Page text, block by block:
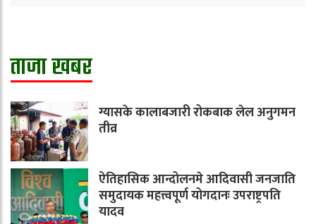
ताजा खबर
ग्यासके कालाबजारी रोकबाक लेल अनुगमन
तीव्र
ऐतिहासिक आन्दोलनमे आदिवासी जनजाति
समुदायक महत्त्वपूर्ण योगदानः उपराष्ट्रपति
यादव